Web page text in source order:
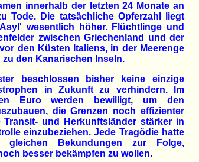
innerhalb der letzten 24 Monate an
Tode. Die tatsächliche Opferzahl liegt
wesentlich höher. Flüchtlinge und
zwischen Griechenland und der
den Küsten Italiens, in der Meerenge
den Kanarischen Inseln.
beschlossen bisher keine einzige
in Zukunft zu verhindern. Im
Euro werden bewilligt, um den
die Grenzen noch effizienter
und Herkunftsländer stärker in
einzubeziehen. Jede Tragödie hatte
Bekundungen zur Folge,
besser bekämpfen zu wollen.